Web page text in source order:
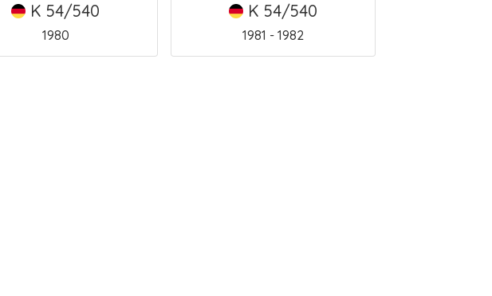
K 54/540
1980
K 54/540
1981 - 1982